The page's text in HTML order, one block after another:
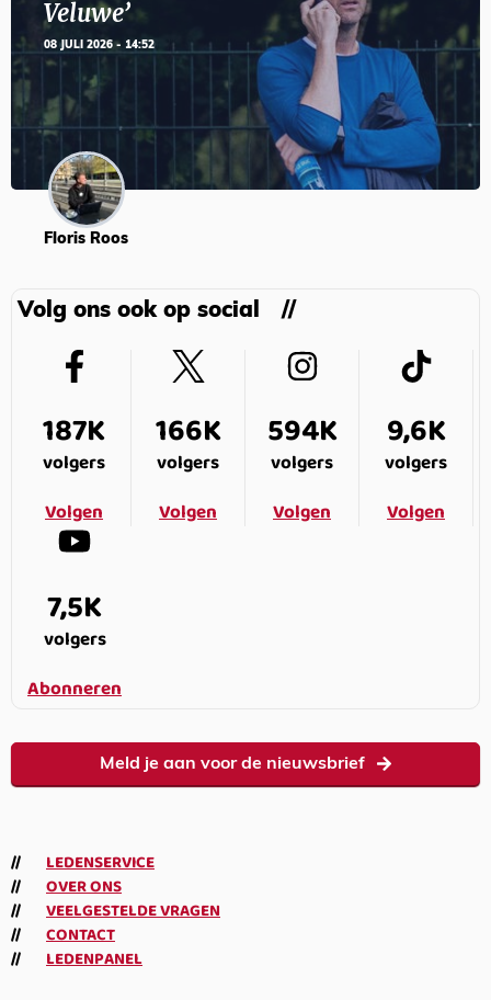
Veluwe’
08 JULI 2026 - 14:52
Floris Roos
Volg ons ook op social
187K
volgers
Volgen
166K
volgers
Volgen
594K
volgers
Volgen
9,6K
volgers
Volgen
7,5K
volgers
Abonneren
Meld je aan voor de nieuwsbrief
LEDENSERVICE
OVER ONS
VEELGESTELDE VRAGEN
CONTACT
LEDENPANEL